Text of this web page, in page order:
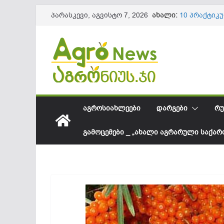
content
პარასკევი, აგვისტო 7, 2026 ახალი: 10
ქართული
სოკოვანი
სეზონის
61,8
ᲐᲒᲠᲝᲡᲘᲐᲮᲚᲔᲔᲑᲘ ᲓᲐᲠᲒᲔᲑᲘ
ᲒᲐᲛᲝᲪᲔᲛᲔᲑᲘ _ „ᲐᲮᲐᲚᲘ ᲐᲒᲠᲐᲠᲣᲚᲘ